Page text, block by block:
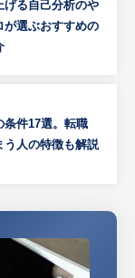
げる自己分析のや
が選ぶおすすめの
条件17選。転職
う人の特徴も解説